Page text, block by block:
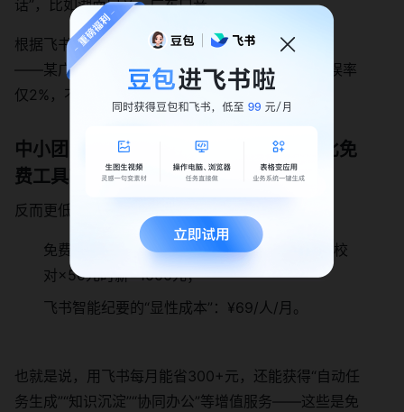
话”，比如湖南口音、广东口音。
根据飞书官方数据，方言识别的准确率达95%以上
——某广东团队用飞书转“粤语客户访谈”，识别错误率
仅2%，不用再找懂粤语的同事校对。
中小团队用飞书智能纪要，成本会不会比免
费工具高很多？
反而更低。我们算一笔账：
免费工具的“隐性成本”：每月10次会议×2小时校
对×50元时薪=1000元；
飞书智能纪要的“显性成本”：¥69/人/月。
也就是说，用飞书每月能省300+元，还能获得“自动任
务生成”“知识沉淀”“协同办公”等增值服务——这些是免